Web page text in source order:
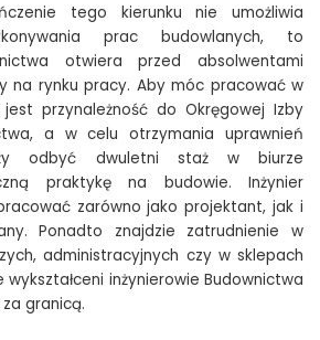
tego kierunku nie umożliwia
prac budowlanych, to
otwiera przed absolwentami
na rynku pracy. Aby móc pracować w
przynależność do Okręgowej Izby
a w celu otrzymania uprawnień
odbyć dwuletni staż w biurze
praktykę na budowie. Inżynier
zarówno jako projektant, jak i
Ponadto znajdzie zatrudnienie w
administracyjnych czy w sklepach
inżynierowie Budownictwa
granicą.